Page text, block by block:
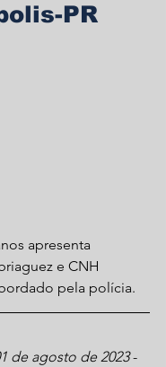
PR
apresenta
e CNH
pela polícia.
de agosto de 2023 -